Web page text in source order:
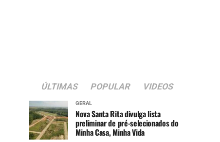
ÚLTIMAS POPULAR VIDEOS
GERAL
Nova Santa Rita divulga lista
preliminar de pré-selecionados do
Minha Casa, Minha Vida